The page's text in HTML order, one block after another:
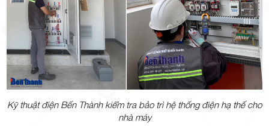
Kỹ thuật điện Bến Thành kiểm tra bảo trì hệ thống điện hạ thế cho
nhà máy